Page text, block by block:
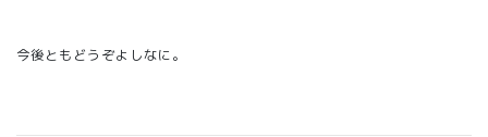
今後ともどうぞよしなに。